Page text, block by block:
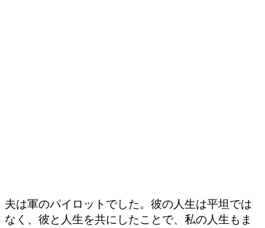
夫は軍のパイロットでした。彼の人生は平坦では
なく、彼と人生を共にしたことで、私の人生もま